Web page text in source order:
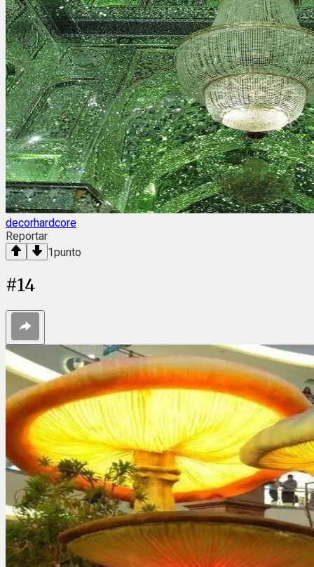
decorhardcore
Reportar
1punto
#14